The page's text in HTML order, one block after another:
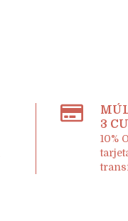
3
10%